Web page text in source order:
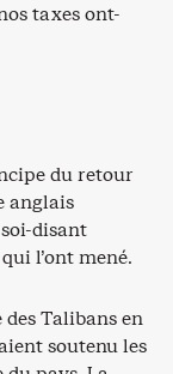
taxes ont-
du retour
anglais
disant
l’ont mené.
des Talibans en
soutenu les